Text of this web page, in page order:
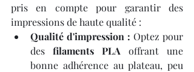
pris en compte pour garantir des
impressions de haute qualité :
Qualité d'impression : Optez pour
des filaments PLA offrant une
bonne adhérence au plateau, peu